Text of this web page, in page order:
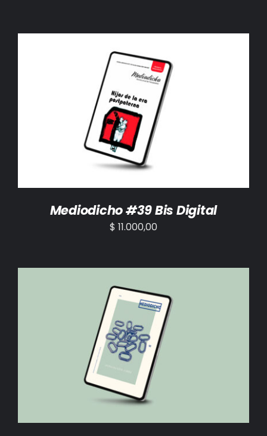
AÑADIR AL CARRITO /
Mediodicho #39 Bis Digital
$ 11.000,00
AÑADIR AL CARRITO /